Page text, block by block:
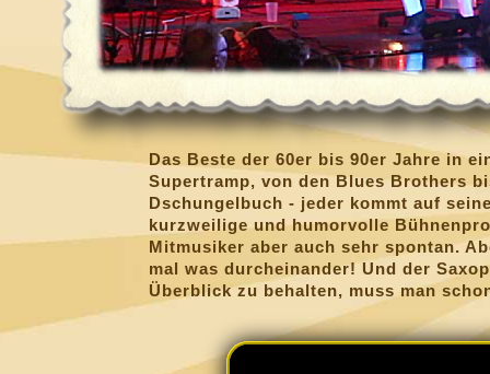
Das Beste der 60er bis 90er Jahre in
Supertramp, von den Blues Brothers
Dschungelbuch - jeder kommt auf
kurzweilige und humorvolle
Mitmusiker aber auch sehr spontan.
mal was durcheinander! Und der
Überblick zu behalten, muss man